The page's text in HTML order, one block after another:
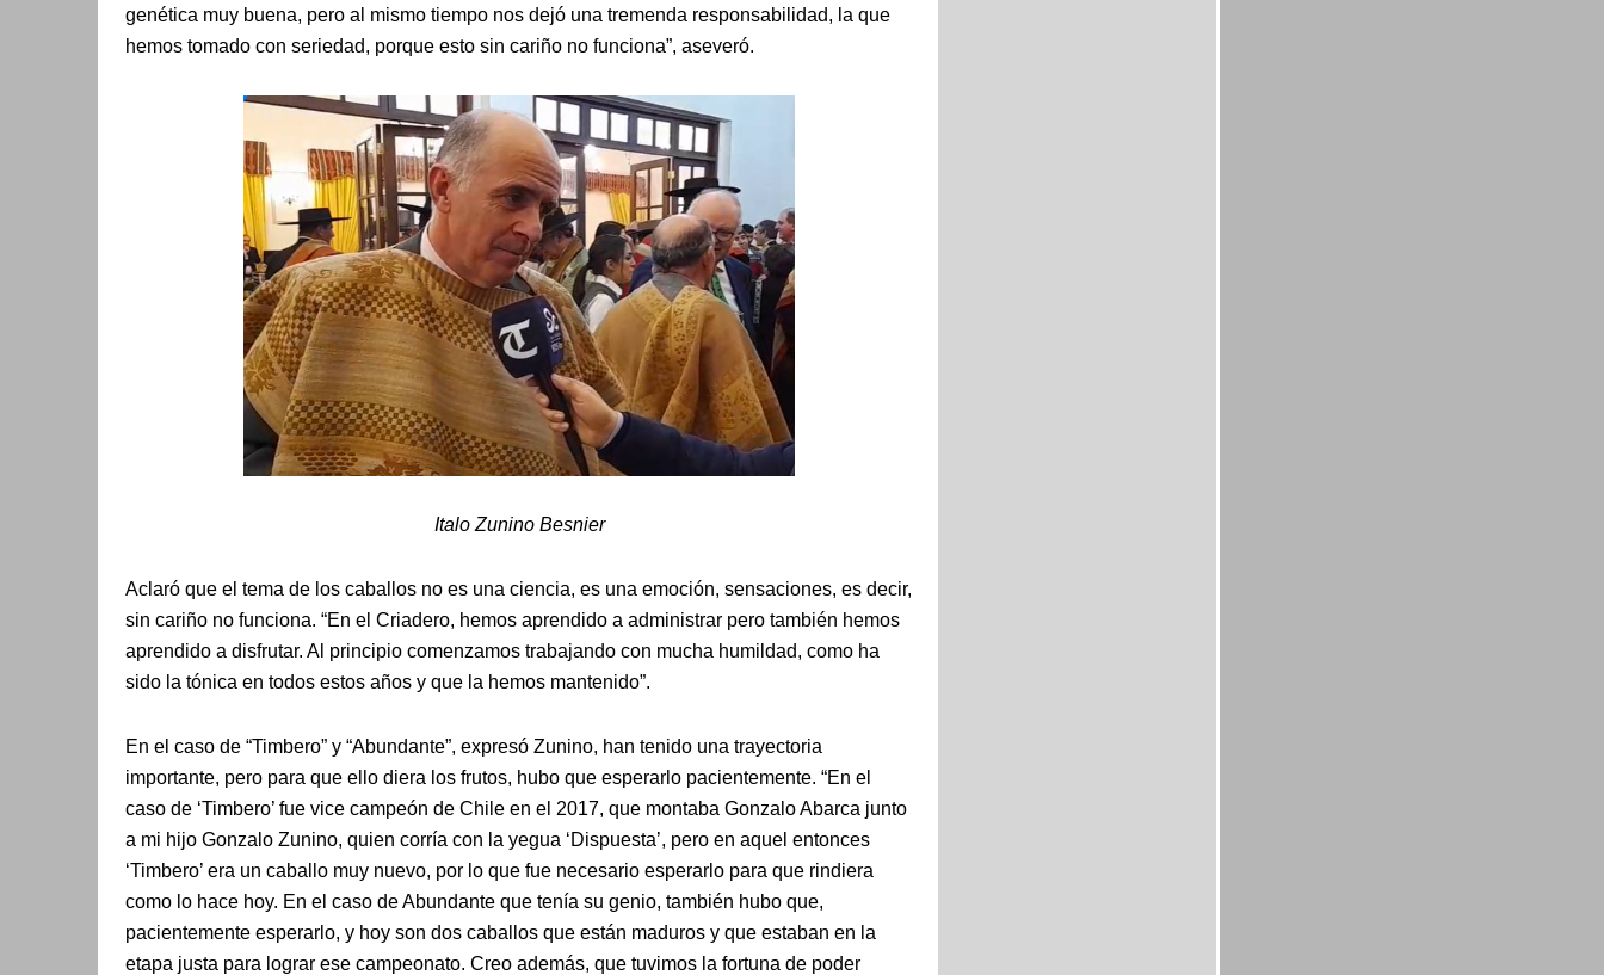
genética muy buena, pero al mismo tiempo nos dejó una tremenda responsabilidad, la que
hemos tomado con seriedad, porque esto sin cariño no funciona”, aseveró.
Italo Zunino Besnier
Aclaró que el tema de los caballos no es una ciencia, es una emoción, sensaciones, es decir,
sin cariño no funciona. “En el Criadero, hemos aprendido a administrar pero también hemos
aprendido a disfrutar. Al principio comenzamos trabajando con mucha humildad, como ha
sido la tónica en todos estos años y que la hemos mantenido”.
En el caso de “Timbero” y “Abundante”, expresó Zunino, han tenido una trayectoria
importante, pero para que ello diera los frutos, hubo que esperarlo pacientemente. “En el
caso de ‘Timbero’ fue vice campeón de Chile en el 2017, que montaba Gonzalo Abarca junto
a mi hijo Gonzalo Zunino, quien corría con la yegua ‘Dispuesta’, pero en aquel entonces
‘Timbero’ era un caballo muy nuevo, por lo que fue necesario esperarlo para que rindiera
como lo hace hoy. En el caso de Abundante que tenía su genio, también hubo que,
pacientemente esperarlo, y hoy son dos caballos que están maduros y que estaban en la
etapa justa para lograr ese campeonato. Creo además, que tuvimos la fortuna de poder